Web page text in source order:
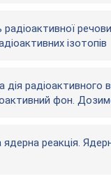
радіоактивної
ізотопів
дія радіоактивного
фон.
реакція.